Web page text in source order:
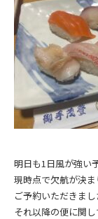
明日も1日風が強い
現時点で欠航が決ま
ご予約いただきま
それ以降の便に関し